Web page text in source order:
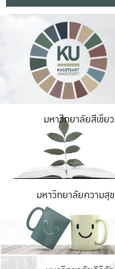
มหาวิทยาลัยสีเขียว
มหาวิทยาลัยความสุข